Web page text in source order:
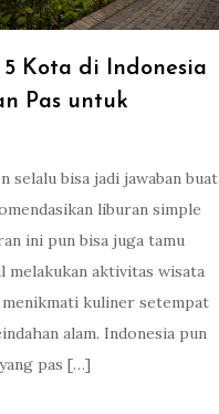
5 Kota di Indonesia
Pas untuk
selalu bisa jadi jawaban buat
liburan simple
ini pun bisa juga tamu
melakukan aktivitas wisata
kuliner setempat
alam. Indonesia pun
pas […]